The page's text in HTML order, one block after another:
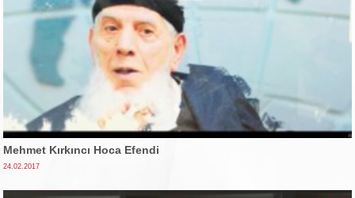
Mehmet Kırkıncı Hoca Efendi
24.02.2017